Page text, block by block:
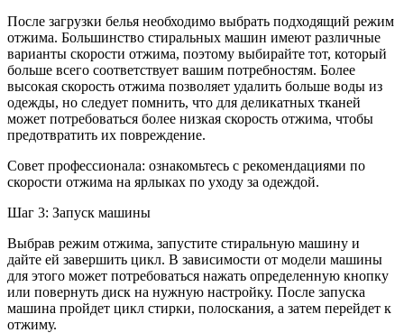
После загрузки белья необходимо выбрать подходящий режим
отжима. Большинство стиральных машин имеют различные
варианты скорости отжима, поэтому выбирайте тот, который
больше всего соответствует вашим потребностям. Более
высокая скорость отжима позволяет удалить больше воды из
одежды, но следует помнить, что для деликатных тканей
может потребоваться более низкая скорость отжима, чтобы
предотвратить их повреждение.
Совет профессионала: ознакомьтесь с рекомендациями по
скорости отжима на ярлыках по уходу за одеждой.
Шаг 3: Запуск машины
Выбрав режим отжима, запустите стиральную машину и
дайте ей завершить цикл. В зависимости от модели машины
для этого может потребоваться нажать определенную кнопку
или повернуть диск на нужную настройку. После запуска
машина пройдет цикл стирки, полоскания, а затем перейдет к
отжиму.